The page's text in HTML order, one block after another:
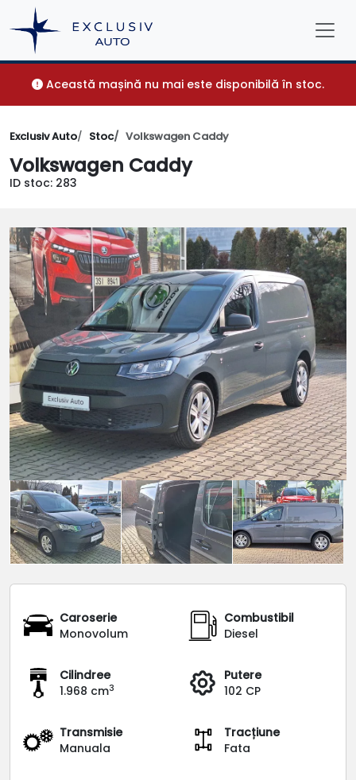
Această mașină nu mai este disponibilă în stoc.
Exclusiv Auto Stoc Volkswagen Caddy
Volkswagen Caddy
ID stoc: 283
Caroserie
Monovolum
Combustibil
Diesel
Cilindree
1.968 cm3
Putere
102 CP
Transmisie
Manuala
Tracțiune
Fata